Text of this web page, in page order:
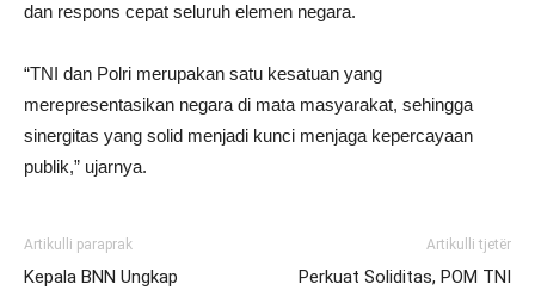
dan respons cepat seluruh elemen negara.
“TNI dan Polri merupakan satu kesatuan yang
merepresentasikan negara di mata masyarakat, sehingga
sinergitas yang solid menjadi kunci menjaga kepercayaan
publik,” ujarnya.
Artikulli paraprak
Kepala BNN Ungkap
Artikulli tjetër
Perkuat Soliditas, POM TNI